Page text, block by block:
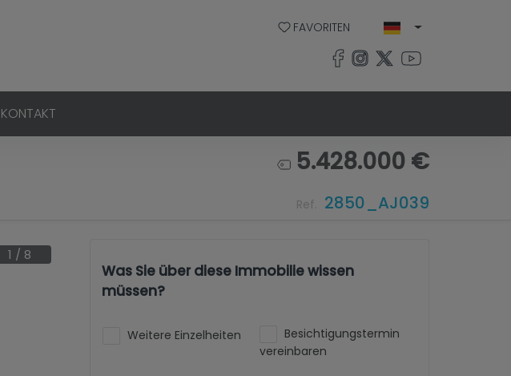
FAVORITEN
KONTAKT
5.428.000 €
Ref. 2850_AJ039
1 / 8
Was Sie über diese Immobilie wissen
müssen?
Weitere Einzelheiten
Besichtigungstermin
vereinbaren